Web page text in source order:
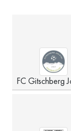
FC Gitschberg